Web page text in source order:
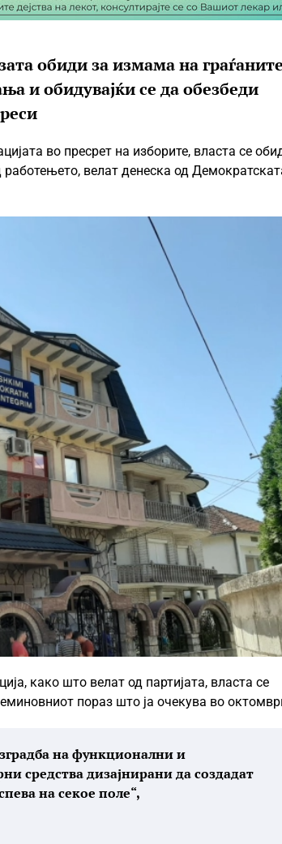
обиди за измама на
и обидувајќи се да обезбеди
во пресрет на изборите, власта се
работењето, велат денеска од
како што велат од партијата, власта се
пораз што ја очекува во
на функционални и
средства дизајнирани да создадат
на секое поле“,